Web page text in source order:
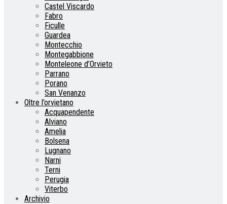
Castel Viscardo
Fabro
Ficulle
Guardea
Montecchio
Montegabbione
Monteleone d’Orvieto
Parrano
Porano
San Venanzo
Oltre l’orvietano
Acquapendente
Alviano
Amelia
Bolsena
Lugnano
Narni
Terni
Perugia
Viterbo
Archivio